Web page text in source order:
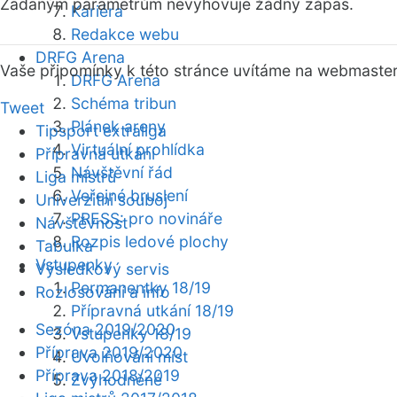
Kariéra
Redakce webu
DRFG Arena
DRFG Arena
Schéma tribun
Plánek areny
Virtuální prohlídka
Návštěvní řád
Veřejné bruslení
PRESS: pro novináře
Rozpis ledové plochy
Vstupenky
Permanentky 18/19
Přípravná utkání 18/19
Vstupenky 18/19
Uvolňování míst
Zvýhodněné
Zadaným parametrům nevyhovuje žádný zápas.
Vaše připomínky k této stránce uvítáme na webmaster
Tweet
Tipsport extraliga
Přípravná utkání
Liga mistrů
Univerzitní souboj
Návštěvnost
Tabulka
Výsledkový servis
Rozlosování a info
Sezóna 2019/2020
Příprava 2019/2020
Příprava 2018/2019